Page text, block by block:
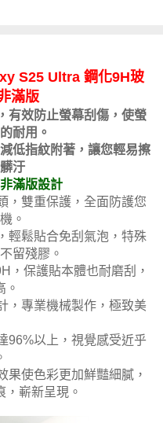
S25 Ultra 鋼化9H玻
滿版
有效防止螢幕刮傷，使螢
耐用。
低指紋附著，讓您輕易擦
汙
滿版設計
，雙重保護，全面防護您
。
輕鬆貼合免刮氣泡，特殊
留殘膠。
，保護貼本體也耐磨刮，
。
，專業機械製作，極致美
96%以上，視覺感受近乎
果使色彩更加鮮豔細膩，
，嶄新呈現。